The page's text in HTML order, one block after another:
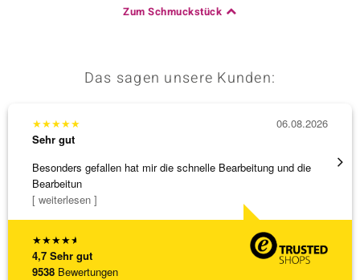
Zum Schmuckstück
Das sagen unsere Kunden:
★★★★★
4,7 Sehr gut
9538 Bewertungen
★★★★★
Sehr gut
Besonders gefallen hat mir die schnelle Bearbeitung und die
Bearbeitun
[ weiterlesen ]
06.08.2026